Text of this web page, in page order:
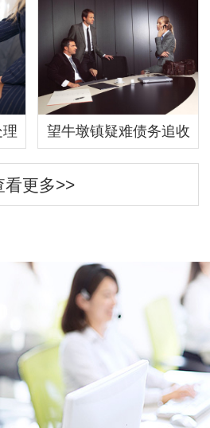
望牛墩镇疑难债务追收
看更多>>